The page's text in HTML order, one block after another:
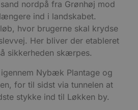
nordpå fra Grønhøj mod
ind i landskabet.
hvor brugerne skal krydse
Her bliver der etableret
sikkerheden skærpes.
Nybæk Plantage og
for til sidst via tunnelen at
stykke ind til Løkken by.